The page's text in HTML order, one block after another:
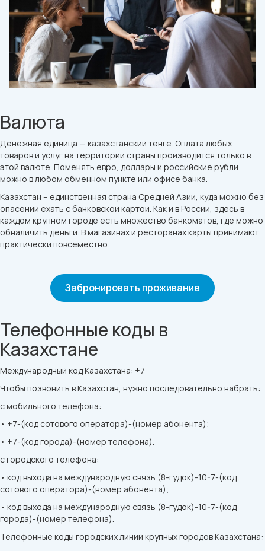
Валюта
Денежная единица — казахстанский тенге. Оплата любых
товаров и услуг на территории страны производится только в
этой валюте. Поменять евро, доллары и российские рубли
можно в любом обменном пункте или офисе банка.
Казахстан – единственная страна Средней Азии, куда можно без
опасений ехать с банковской картой. Как и в России, здесь в
каждом крупном городе есть множество банкоматов, где можно
обналичить деньги. В магазинах и ресторанах карты принимают
практически повсеместно.
Забронировать проживание
Телефонные коды в
Казахстане
Международный код Казахстана: +7
Чтобы позвонить в Казахстан, нужно последовательно набрать:
с мобильного телефона:
• +7-(код сотового оператора)-(номер абонента);
• +7-(код города)-(номер телефона).
с городского телефона:
• код выхода на международную связь (8-гудок)-10-7-(код
сотового оператора)-(номер абонента);
• код выхода на международную связь (8-гудок)-10-7-(код
города)-(номер телефона).
Телефонные коды городских линий крупных городов Казахстана: